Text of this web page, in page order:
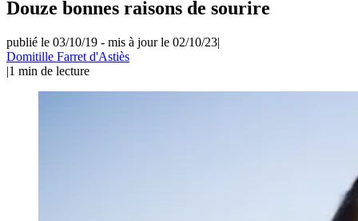
Douze bonnes raisons de sourire
publié le 03/10/19 - mis à jour le 02/10/23|
Domitille Farret d'Astiès
|1 min de lecture